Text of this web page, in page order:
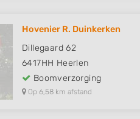
Hovenier R. Duinkerken
Dillegaard 62
6417HH Heerlen
Boomverzorging
Op 6,58 km afstand